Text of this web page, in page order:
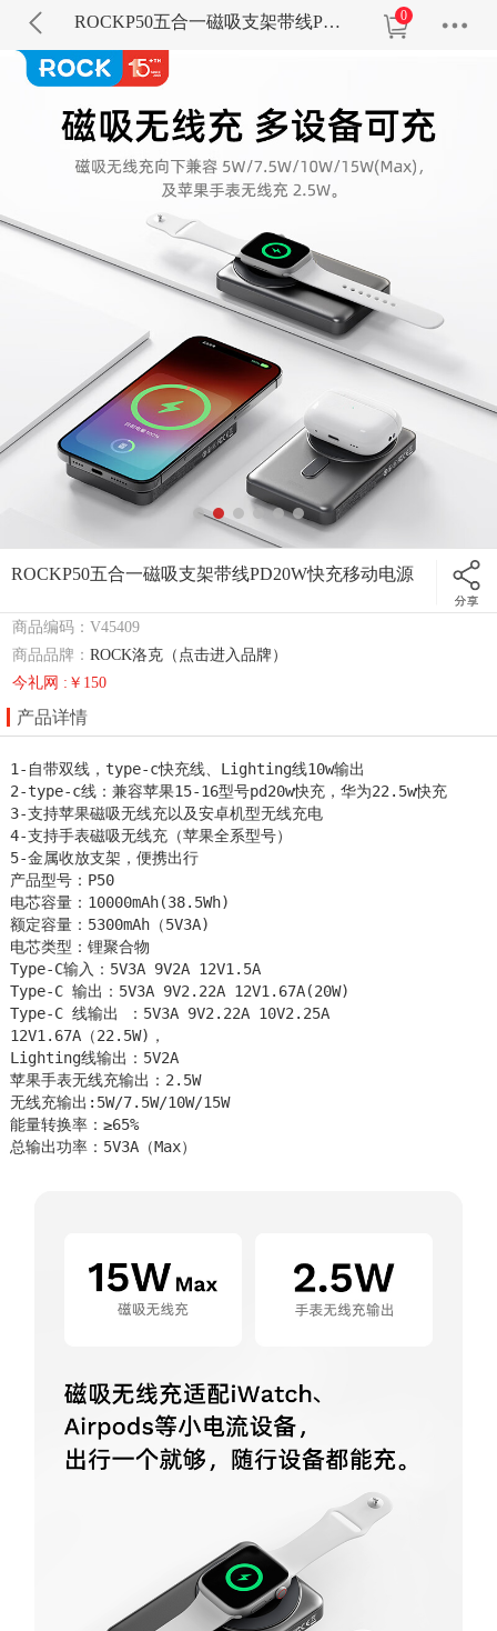
ROCKP50五合一磁吸支架带线PD20W快充移动电源 0
ROCKP50五合一磁吸支架带线PD20W快充移动电源
商品编码：V45409
商品品牌：ROCK洛克（点击进入品牌）
今礼网 :￥150
产品详情
1-自带双线，type-c快充线、Lighting线10w输出
2-type-c线：兼容苹果15-16型号pd20w快充，华为22.5w快充
3-支持苹果磁吸无线充以及安卓机型无线充电
4-支持手表磁吸无线充（苹果全系型号）
5-金属收放支架，便携出行
产品型号：P50
电芯容量：10000mAh(38.5Wh)
额定容量：5300mAh（5V3A)
电芯类型：锂聚合物
Type-C输入：5V3A 9V2A 12V1.5A
Type-C 输出：5V3A 9V2.22A 12V1.67A(20W)
Type-C 线输出 ：5V3A 9V2.22A 10V2.25A
12V1.67A（22.5W)，
Lighting线输出：5V2A
苹果手表无线充输出：2.5W
无线充输出:5W/7.5W/10W/15W
能量转换率：≥65%
总输出功率：5V3A（Max）